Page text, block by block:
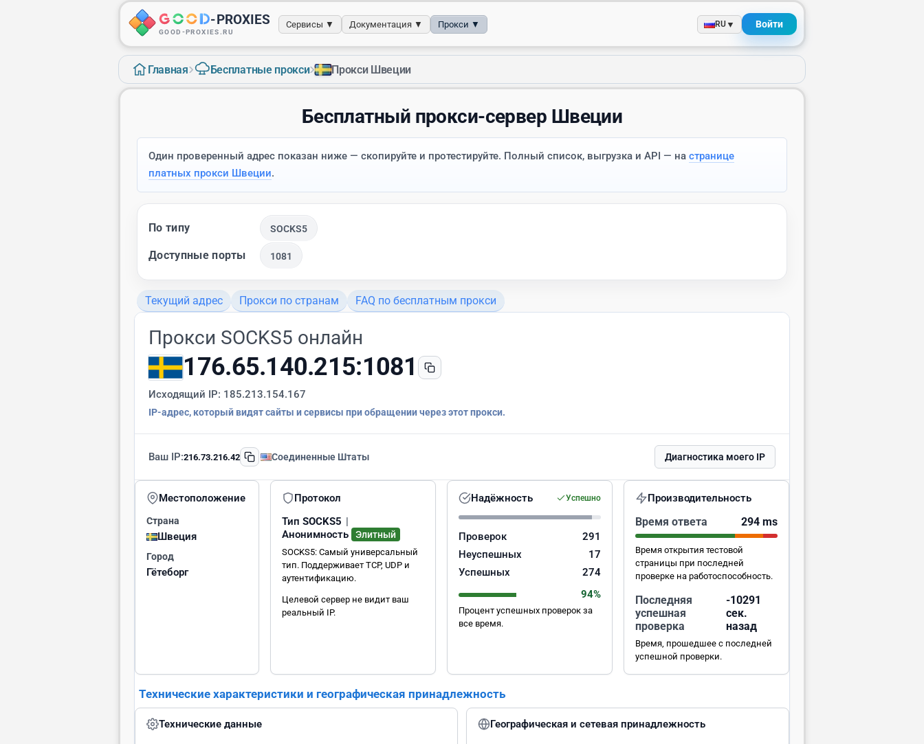
-PROXIES
GOOD-PROXIES.RU
Сервисы ▼ Документация ▼ Прокси ▼ RU▼ Войти
Главная› Бесплатные прокси› Прокси Швеции
Бесплатный прокси-сервер Швеции
Один проверенный адрес показан ниже — скопируйте и протестируйте. Полный список, выгрузка и API — на странице
платных прокси Швеции.
По типу SOCKS5
Доступные порты 1081
Текущий адрес Прокси по странам FAQ по бесплатным прокси
Прокси SOCKS5 онлайн
176.65.140.215:1081
Исходящий IP: 185.213.154.167
IP-адрес, который видят сайты и сервисы при обращении через этот прокси.
Ваш IP:216.73.216.42 Соединенные Штаты Диагностика моего IP
Местоположение
Страна
Швеция
Город
Гётеборг
Протокол
Тип SOCKS5 |
Анонимность
Элитный
SOCKS5: Самый универсальный
тип. Поддерживает TCP, UDP и
аутентификацию.
Целевой сервер не видит ваш
реальный IP.
Надёжность Успешно
Проверок
291
Неуспешных
17
Успешных
274
94%
Процент успешных проверок за
все время.
Производительность
Время ответа 294 ms
Время открытия тестовой
страницы при последней
проверке на работоспособность.
Последняя
успешная
проверка
-10290
сек.
назад
Время, прошедшее с последней
успешной проверки.
Технические характеристики и географическая принадлежность
Технические данные Географическая и сетевая принадлежность